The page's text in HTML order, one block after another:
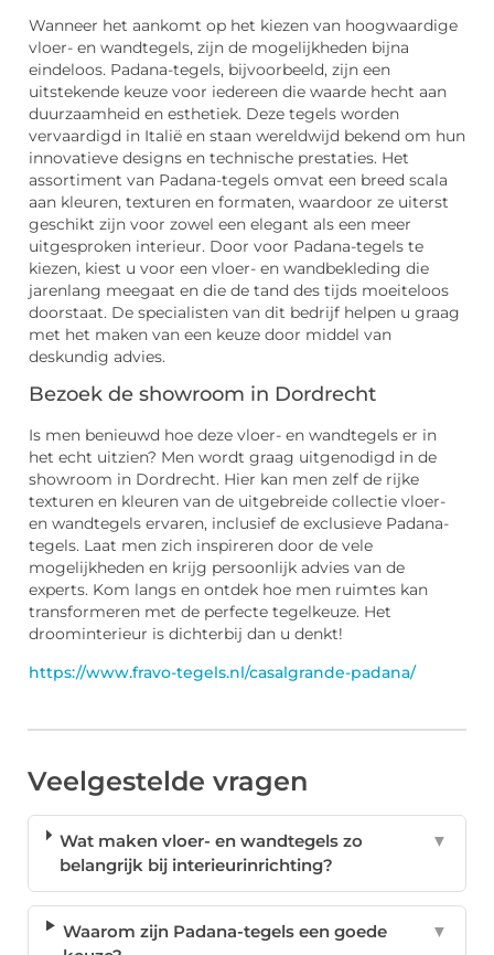
Wanneer het aankomt op het kiezen van hoogwaardige
vloer- en wandtegels, zijn de mogelijkheden bijna
eindeloos. Padana-tegels, bijvoorbeeld, zijn een
uitstekende keuze voor iedereen die waarde hecht aan
duurzaamheid en esthetiek. Deze tegels worden
vervaardigd in Italië en staan wereldwijd bekend om hun
innovatieve designs en technische prestaties. Het
assortiment van Padana-tegels omvat een breed scala
aan kleuren, texturen en formaten, waardoor ze uiterst
geschikt zijn voor zowel een elegant als een meer
uitgesproken interieur. Door voor Padana-tegels te
kiezen, kiest u voor een vloer- en wandbekleding die
jarenlang meegaat en die de tand des tijds moeiteloos
doorstaat. De specialisten van dit bedrijf helpen u graag
met het maken van een keuze door middel van
deskundig advies.
Bezoek de showroom in Dordrecht
Is men benieuwd hoe deze vloer- en wandtegels er in
het echt uitzien? Men wordt graag uitgenodigd in de
showroom in Dordrecht. Hier kan men zelf de rijke
texturen en kleuren van de uitgebreide collectie vloer-
en wandtegels ervaren, inclusief de exclusieve Padana-
tegels. Laat men zich inspireren door de vele
mogelijkheden en krijg persoonlijk advies van de
experts. Kom langs en ontdek hoe men ruimtes kan
transformeren met de perfecte tegelkeuze. Het
droominterieur is dichterbij dan u denkt!
https://www.fravo-tegels.nl/casalgrande-padana/
Veelgestelde vragen
Wat maken vloer- en wandtegels zo
belangrijk bij interieurinrichting?
▼
Waarom zijn Padana-tegels een goede
▼